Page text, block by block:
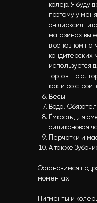
колер. Я буду
поэтому у
он диоксид
магазинах вы
в основном на
кондитерских
используется
тортов. Но
как и со
Весы
Вода.
Ёмкость для
силиконовая
Перчатки и
А также
Остановимся
моментах:
Пигменты и